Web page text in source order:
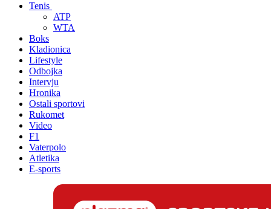
Tenis
ATP
WTA
Boks
Kladionica
Lifestyle
Odbojka
Intervju
Hronika
Ostali sportovi
Rukomet
Video
F1
Vaterpolo
Atletika
E-sports